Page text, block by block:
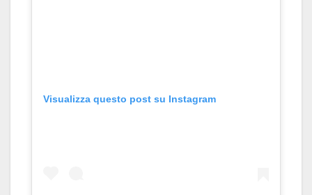
Visualizza questo post su Instagram